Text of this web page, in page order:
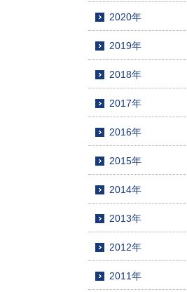
2020年
2019年
2018年
2017年
2016年
2015年
2014年
2013年
2012年
2011年